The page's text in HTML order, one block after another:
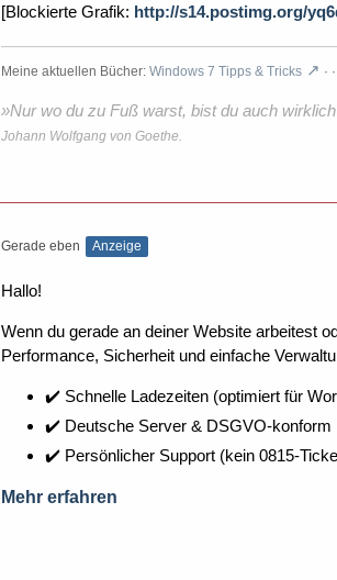
[Blockierte Grafik: http://s14.postimg.org/
Meine aktuellen Bücher: Windows 7 Tipps & Tricks · ·
»Nur wo du zu Fuß warst, bist du auch
Johann Wolfgang von Goethe.
Gerade eben Anzeige
Hallo!
Wenn du gerade an deiner Website arbeitest
Performance, Sicherheit und einfache
✔️ Schnelle Ladezeiten (optimiert für
✔️ Deutsche Server & DSGVO-konform
✔️ Persönlicher Support (kein 0815-
Mehr erfahren